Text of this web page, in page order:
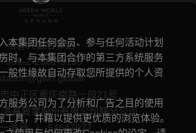
洛碁大饭店驿馆
+886-2-2381-9199
中正区重庆南路一段21号
洛碁實業股份有限公司驛分公司
编号
| 54647977
本集团任何会员、参与任何活动计划
时，与本集团合作的第三方系统服务
般性缘故自动存取您所提供的个人资
服务公司为了分析和广告之目的使用
具，并藉以提供更优质的浏览体验。